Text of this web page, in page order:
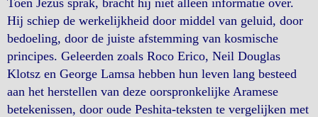
Toen Jezus sprak, bracht hij niet alleen informatie over.
Hij schiep de werkelijkheid door middel van geluid, door
bedoeling, door de juiste afstemming van kosmische
principes. Geleerden zoals Roco Erico, Neil Douglas
Klotsz en George Lamsa hebben hun leven lang besteed
aan het herstellen van deze oorspronkelijke Aramese
betekenissen, door oude Peshita-teksten te vergelijken met